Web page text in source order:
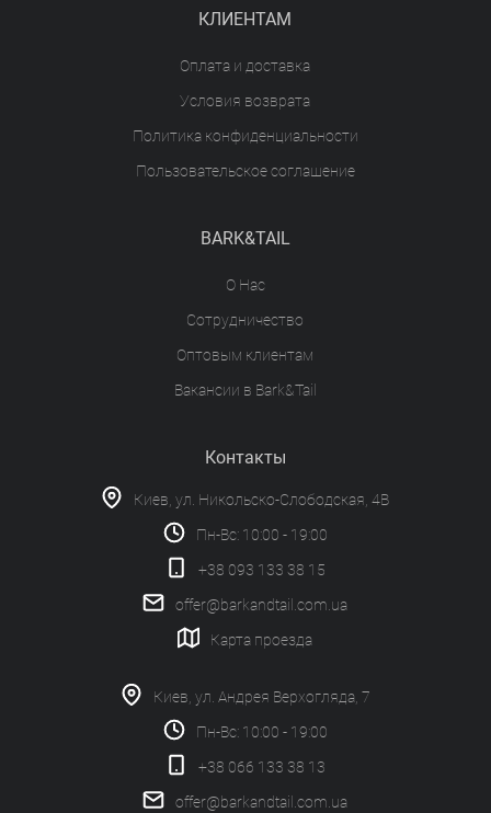
КЛИЕНТАМ
Оплата и доставка
Условия возврата
Политика конфиденциальности
Пользовательское соглашение
BARK&TAIL
О Нас
Сотрудничество
Оптовым клиентам
Вакансии в Bark&Tail
Контакты
Киев, ул. Никольско-Слободская, 4В
Пн-Вс: 10:00 - 19:00
+38 093 133 38 15
offer@barkandtail.com.ua
Карта проезда
Киев, ул. Андрея Верхогляда, 7
Пн-Вс: 10:00 - 19:00
+38 066 133 38 13
offer@barkandtail.com.ua